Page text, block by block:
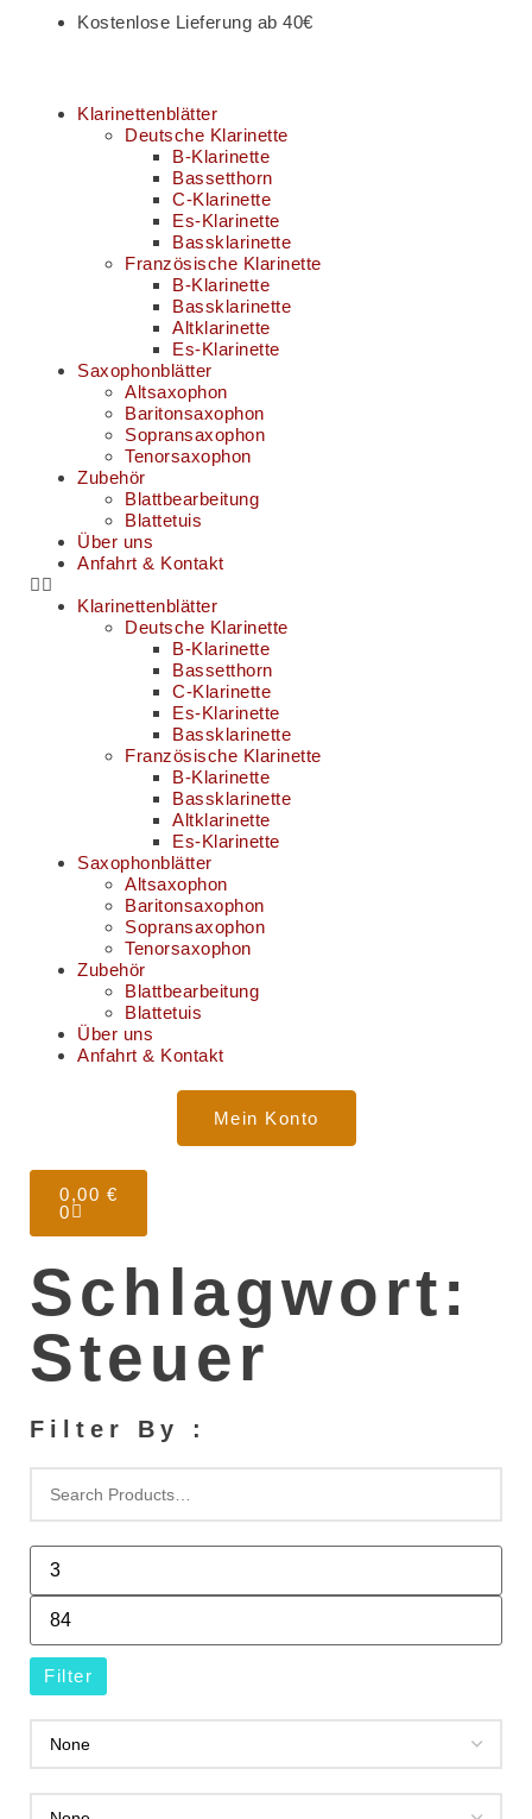
Kostenlose Lieferung ab 40€
Klarinettenblätter
Deutsche Klarinette
B-Klarinette
Bassetthorn
C-Klarinette
Es-Klarinette
Bassklarinette
Französische Klarinette
B-Klarinette
Bassklarinette
Altklarinette
Es-Klarinette
Saxophonblätter
Altsaxophon
Baritonsaxophon
Sopransaxophon
Tenorsaxophon
Zubehör
Blattbearbeitung
Blattetuis
Über uns
Anfahrt & Kontakt
Klarinettenblätter
Deutsche Klarinette
B-Klarinette
Bassetthorn
C-Klarinette
Es-Klarinette
Bassklarinette
Französische Klarinette
B-Klarinette
Bassklarinette
Altklarinette
Es-Klarinette
Saxophonblätter
Altsaxophon
Baritonsaxophon
Sopransaxophon
Tenorsaxophon
Zubehör
Blattbearbeitung
Blattetuis
Über uns
Anfahrt & Kontakt
Mein Konto
0,00 €
0
Schlagwort:
Steuer
Filter By :
Filter